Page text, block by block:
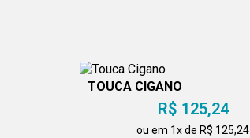
TOUCA CIGANO
R$ 125,24
ou em 1x de R$ 125,24